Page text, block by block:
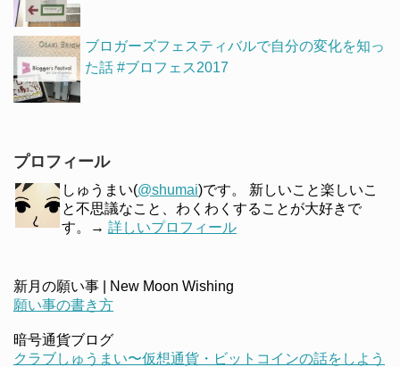
ブロガーズフェスティバルで自分の変化を知っ
た話 #ブロフェス2017
プロフィール
しゅうまい(@shumai)です。 新しいこと楽しいこ
と不思議なこと、わくわくすることが大好きで
す。→ 詳しいプロフィール
新月の願い事 | New Moon Wishing
願い事の書き方
暗号通貨ブログ
クラブしゅうまい〜仮想通貨・ビットコインの話をしよう